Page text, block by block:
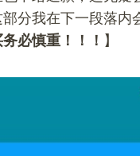
分我在下一段落内
必慎重！！！ 】